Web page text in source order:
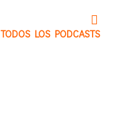
TODOS LOS PODCASTS